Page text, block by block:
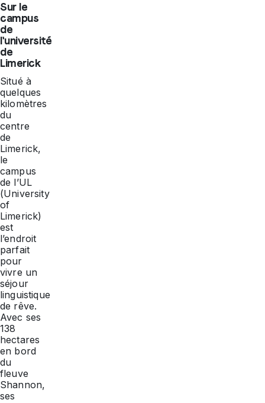
Sur le
campus
de
l'université
de
Limerick
Situé à
quelques
kilomètres
du
centre
de
Limerick,
le
campus
de l’UL
(University
of
Limerick)
est
l’endroit
parfait
pour
vivre un
séjour
linguistique
de rêve.
Avec ses
138
hectares
en bord
du
fleuve
Shannon,
ses